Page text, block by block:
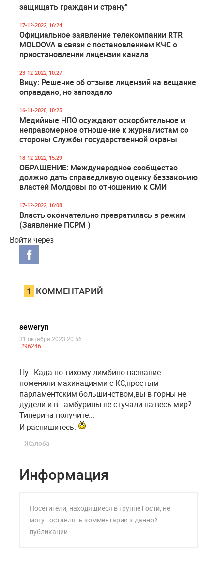
защищать граждан и страну"
17-12-2022, 16:24
Официальное заявление телекомпании RTR
MOLDOVA в связи с постановлением КЧС о
приостановлении лицензии канала
23-12-2022, 10:27
Вицу: Решение об отзыве лицензий на вещание
оправдано, но запоздало
16-11-2020, 10:25
Медийные НПО осуждают оскорбительное и
неправомерное отношение к журналистам со
стороны Службы государственной охраны
18-12-2022, 15:29
ОБРАЩЕНИЕ: Международное сообщество
должно дать справедливую оценку беззаконию
властей Молдовы по отношению к СМИ
17-12-2022, 16:08
Власть окончательно превратилась в режим
(Заявление ПСРМ )
Войти через
1 КОММЕНТАРИЙ
seweryn
31 октября 2023 20:56
#96246
Ну...Када по-тихому лимбино название
поменяли махинациями с КС,простым
парламентским большинством,вы в горны не
дудели и в тамбурины не стучали на весь мир?
Типерича получите...
И распишитесь.
Жалоба
Информация
Посетители, находящиеся в группе Гости, не
могут оставлять комментарии к данной
публикации.